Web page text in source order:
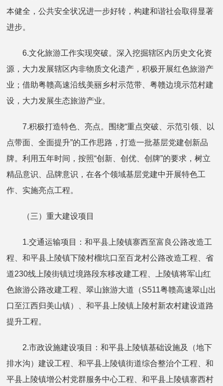
本健全，公共安全状况进一步好转，构建和谐社会取得显著
进步。
6.文化旅游工作实现突破。深入挖掘辖区内历史文化资
源，大力发展辖区内非物质文化遗产，积极开展红色旅游产
业；借助粤赣高速沿线美丽乡村示范带、粤赣边境示范村建
设，大力发展生态旅游产业。
7.积极打造特色、亮点。围绕“重点突破、示范引领、以
点带面、全面提升”的工作思路，打造一批基层党建创新品
牌。利用五年时间，按照“创新、创优、创牌”的要求，树立
精品意识、品牌意识，在各个领域基层党建中开展特色工
作、实施亮点工程。
（三）重大建设项目
1.交通运输项目：和平县上陵镇寨西至富良公路改造工
程、和平县上陵镇下陵村榴坑口至百龙村公路改造工程、省
道230线上陵街镇过境路段东移改建工程、上陵镇将军山红
色旅游公路改建工程、翠山旅游大道（S511粤赣高速翠山出
口至江西归美山镇）、和平县上陵镇上陵村新农村建设道路
提升工程。
2.市政设施建设项目：和平县上陵镇基础设施及（地下
排水沟）建设工程、和平县上陵镇街道综合整治个工程、和
平县上陵镇增公村党群服务中心工程、和平县上陵镇寨西村